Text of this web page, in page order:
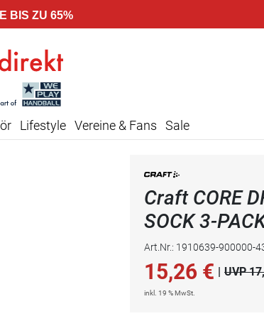
BIS ZU 65%
Lifestyle Vereine & Fans Sale
Craft CORE
SOCK 3-
Art.Nr.: 1910639-900000-
15,26 € | UVP
inkl. 19 % MwSt.